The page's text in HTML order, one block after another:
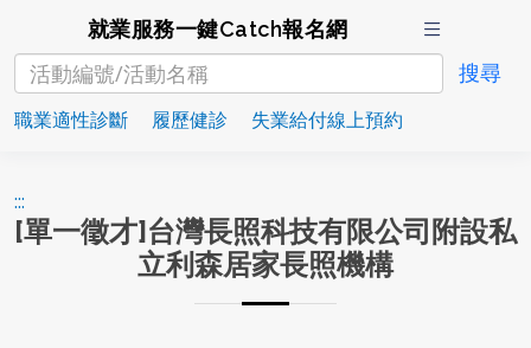
就業服務一鍵Catch報名網
職業適性診斷 履歷健診 失業給付線上預約
:::
[單一徵才]台灣長照科技有限公司附設私
立利森居家長照機構